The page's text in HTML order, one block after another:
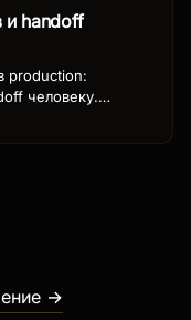
и handoff
production:
человеку.
→